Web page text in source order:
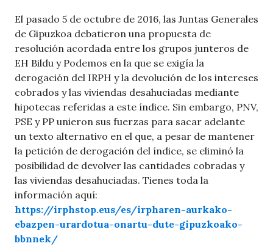
El pasado 5 de octubre de 2016, las Juntas Generales
de Gipuzkoa debatieron una propuesta de
resolución acordada entre los grupos junteros de
EH Bildu y Podemos en la que se exigía la
derogación del IRPH y la devolución de los intereses
cobrados y las viviendas desahuciadas mediante
hipotecas referidas a este índice. Sin embargo, PNV,
PSE y PP unieron sus fuerzas para sacar adelante
un texto alternativo en el que, a pesar de mantener
la petición de derogación del índice, se eliminó la
posibilidad de devolver las cantidades cobradas y
las viviendas desahuciadas. Tienes toda la
información aquí:
https://irphstop.eus/es/irpharen-aurkako-
ebazpen-urardotua-onartu-dute-gipuzkoako-
bbnnek/